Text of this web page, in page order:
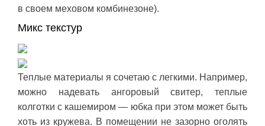
в своем меховом комбинезоне).
Микс текстур
Теплые материалы я сочетаю с легкими. Например,
можно надевать ангоровый свитер, теплые
колготки с кашемиром — юбка при этом может быть
хоть из кружева. В помещении не зазорно оголять